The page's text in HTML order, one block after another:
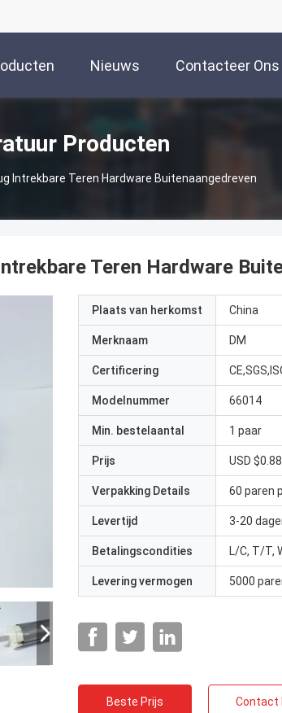
Nieuws Contacteer Ons
Producten
Intrekbare Teren Hardware Buitenaangedreven
Teren Hardware
Plaats van herkomst China
Merknaam DM
Certificering
Modelnummer 66014
Min. bestelaantal 1 paar
Prijs USD
Verpakking Details 60 paren
Levertijd 3-20
Betalingscondities L/C, T/T,
Levering vermogen 5000
Beste Prijs Contact